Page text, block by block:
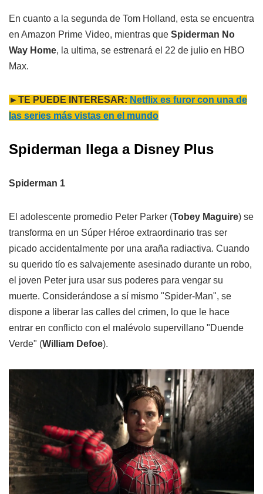
En cuanto a la segunda de Tom Holland, esta se encuentra
en Amazon Prime Video, mientras que Spiderman No
Way Home, la ultima, se estrenará el 22 de julio en HBO
Max.
►TE PUEDE INTERESAR: Netflix es furor con una de
las series más vistas en el mundo
Spiderman llega a Disney Plus
Spiderman 1
El adolescente promedio Peter Parker (Tobey Maguire) se
transforma en un Súper Héroe extraordinario tras ser
picado accidentalmente por una araña radiactiva. Cuando
su querido tío es salvajemente asesinado durante un robo,
el joven Peter jura usar sus poderes para vengar su
muerte. Considerándose a sí mismo "Spider-Man", se
dispone a liberar las calles del crimen, lo que le hace
entrar en conflicto con el malévolo supervillano "Duende
Verde" (William Defoe).